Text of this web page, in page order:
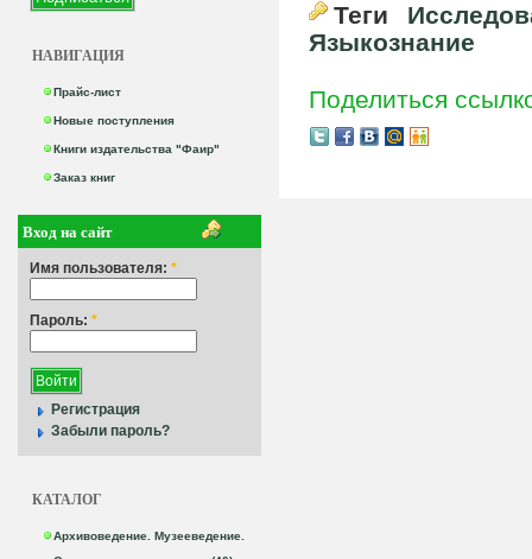
НАВИГАЦИЯ
Прайс-лист
Новые поступления
Книги издательства "Фаир"
Заказ книг
Вход на сайт
Имя пользователя: *
Пароль: *
Регистрация
Забыли пароль?
КАТАЛОГ
Архивоведение. Музееведение.
Теги
Языкознание
Поделиться